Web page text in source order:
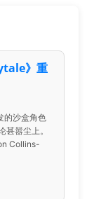
》重
的沙盒角色
嚣尘上。
Collins-